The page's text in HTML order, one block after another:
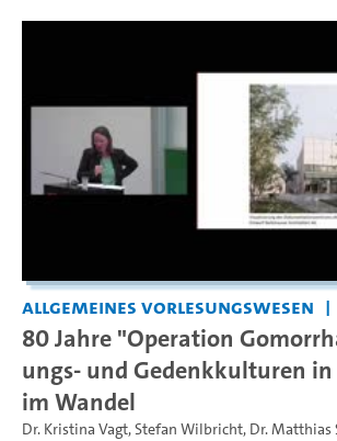
Allgemeines Vorlesungswesen
80 Jahre "Operation
ungs- und Gedenkkulturen
im Wandel
Dr. Kristina Vagt,Stefan Wilbricht, Dr. Matthias